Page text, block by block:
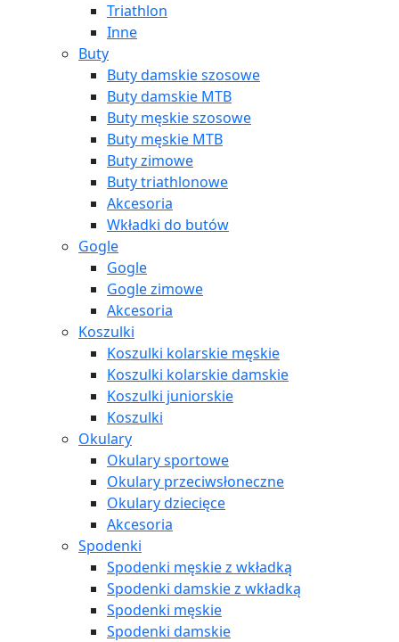
Triathlon
Inne
Buty
Buty damskie szosowe
Buty damskie MTB
Buty męskie szosowe
Buty męskie MTB
Buty zimowe
Buty triathlonowe
Akcesoria
Wkładki do butów
Gogle
Gogle
Gogle zimowe
Akcesoria
Koszulki
Koszulki kolarskie męskie
Koszulki kolarskie damskie
Koszulki juniorskie
Koszulki
Okulary
Okulary sportowe
Okulary przeciwsłoneczne
Okulary dziecięce
Akcesoria
Spodenki
Spodenki męskie z wkładką
Spodenki damskie z wkładką
Spodenki męskie
Spodenki damskie